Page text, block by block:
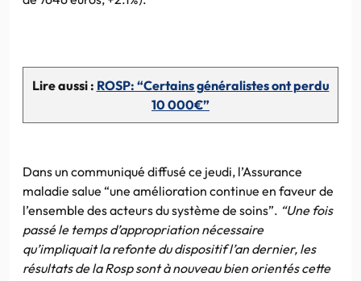
Lire aussi : ROSP: “Certains généralistes ont perdu
10 000€”
Dans un communiqué diffusé ce jeudi, l’Assurance
maladie salue “une amélioration continue en faveur de
l’ensemble des acteurs du système de soins”. “Une fois
passé le temps d’appropriation nécessaire
qu’impliquait la refonte du dispositif l’an dernier, les
résultats de la Rosp sont à nouveau bien orientés cette